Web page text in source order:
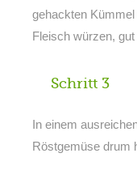
gehackten
Fleisch würzen,
Schritt 3
In einem
Röstgemüse drum